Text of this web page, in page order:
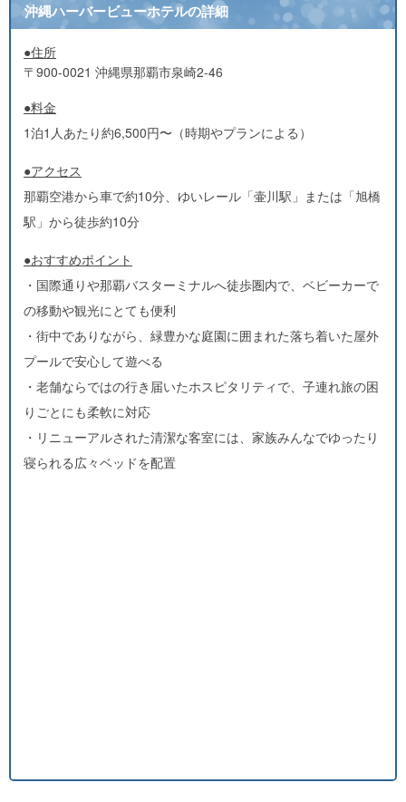
沖縄ハーバービューホテルの詳細
●住所
〒900-0021 沖縄県那覇市泉崎2-46
●料金
1泊1人あたり約6,500円〜（時期やプランによる）
●アクセス
那覇空港から車で約10分、ゆいレール「壷川駅」または「旭橋
駅」から徒歩約10分
●おすすめポイント
・国際通りや那覇バスターミナルへ徒歩圏内で、ベビーカーで
の移動や観光にとても便利
・街中でありながら、緑豊かな庭園に囲まれた落ち着いた屋外
プールで安心して遊べる
・老舗ならではの行き届いたホスピタリティで、子連れ旅の困
りごとにも柔軟に対応
・リニューアルされた清潔な客室には、家族みんなでゆったり
寝られる広々ベッドを配置